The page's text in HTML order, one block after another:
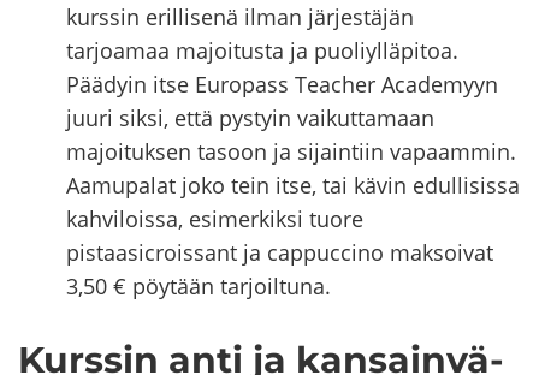
kurssin erillisenä ilman järjestäjän
tarjoamaa majoitusta ja puoliylläpitoa.
Päädyin itse Europass Teacher Academyyn
juuri siksi, että pystyin vaikuttamaan
majoituksen tasoon ja sijaintiin vapaammin.
Aamupalat joko tein itse, tai kävin edullisissa
kahviloissa, esimerkiksi tuore
pistaasicroissant ja cappuccino maksoivat
3,50 € pöytään tarjoiltuna.
Kurs­sin anti ja kan­sain­vä­